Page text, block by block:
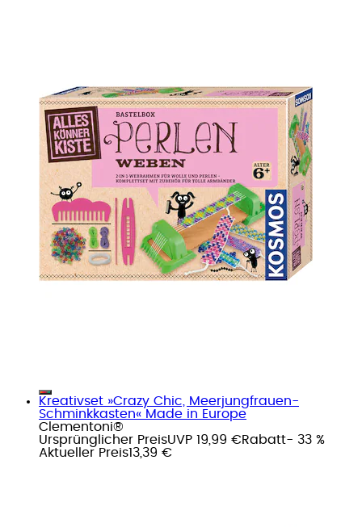
Kreativset »Crazy Chic, Meerjungfrauen-
Schminkkasten« Made in Europe
Clementoni®
Ursprünglicher PreisUVP 19,99 €Rabatt- 33 %
Aktueller Preis13,39 €